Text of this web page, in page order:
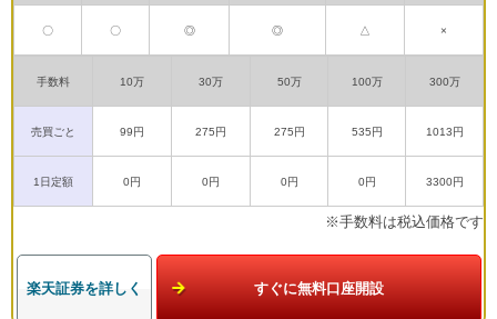
〇 〇 ◎ ◎ △ ×
手数料 10万 30万 50万 100万 300万
売買ごと 99円 275円 275円 535円 1013円
1日定額 0円 0円 0円 0円 3300円
※手数料は税込価格です
楽天証券を詳しく すぐに無料口座開設